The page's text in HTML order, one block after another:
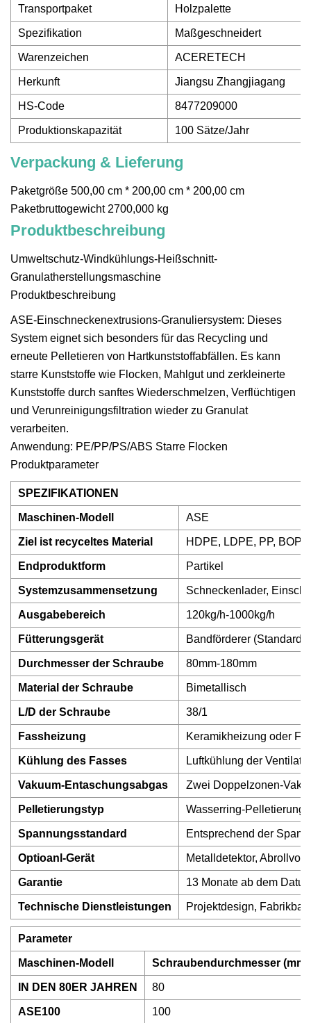
Transportpaket Holzpalette
Spezifikation Maßgeschneidert
Warenzeichen ACERETECH
Herkunft Jiangsu Zhangjiagang
HS-Code 8477209000
Produktionskapazität 100 Sätze/Jahr
Verpackung & Lieferung
Paketgröße 500,00 cm * 200,00 cm * 200,00 cm
Paketbruttogewicht 2700,000 kg
Produktbeschreibung
Umweltschutz-Windkühlungs-Heißschnitt-
Granulatherstellungsmaschine
Produktbeschreibung
ASE-Einschneckenextrusions-Granuliersystem: Dieses
System eignet sich besonders für das Recycling und
erneute Pelletieren von Hartkunststoffabfällen. Es kann
starre Kunststoffe wie Flocken, Mahlgut und zerkleinerte
Kunststoffe durch sanftes Wiederschmelzen, Verflüchtigen
und Verunreinigungsfiltration wieder zu Granulat
verarbeiten.
Anwendung: PE/PP/PS/ABS Starre Flocken
Produktparameter
SPEZIFIKATIONEN
Maschinen-Modell ASE
Ziel ist recyceltes Material HDPE, LDPE, PP,
Endproduktform Partikel
Systemzusammensetzung Schneckenlader,
Ausgabebereich 120kg/h-1000kg/h
Fütterungsgerät Bandförderer
Durchmesser der Schraube 80mm-180mm
Material der Schraube Bimetallisch
L/D der Schraube 38/1
Fassheizung Keramikheizung oder
Kühlung des Fasses Luftkühlung der
Vakuum-Entaschungsabgas Zwei Doppelzonen-
Pelletierungstyp Wasserring-
Spannungsstandard Entsprechend der
Optioanl-Gerät Metalldetektor,
Garantie 13 Monate ab dem
Technische Dienstleistungen Projektdesign,
Parameter
Maschinen-Modell Schraubendurchmesser (mm)
IN DEN 80ER JAHREN 80
ASE100 100